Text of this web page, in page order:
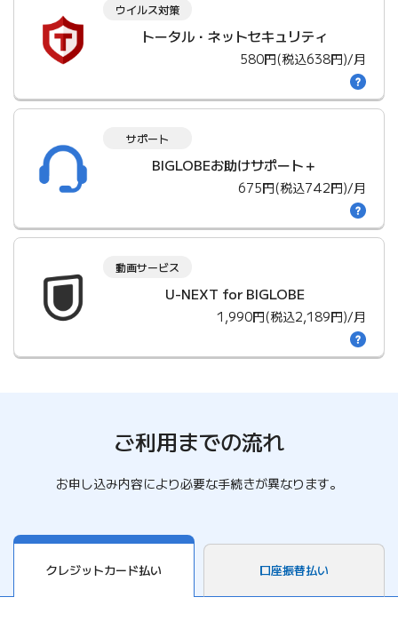
ウイルス対策
トータル・ネットセキュリティ
580円(税込638円)/月
サポート
BIGLOBEお助けサポート＋
675円(税込742円)/月
動画サービス
U-NEXT for BIGLOBE
1,990円(税込2,189円)/月
ご利用までの流れ
お申し込み内容により必要な手続きが異なります。
クレジットカード払い 口座振替払い